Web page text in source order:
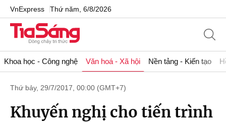
VnExpress Thứ năm, 6/8/2026
Khoa học - Công nghệ Văn hoá - Xã hội Nền tảng - Kiến tạo
Thứ bảy, 29/7/2017, 00:00 (GMT+7)
Khuyến nghị cho tiến trình